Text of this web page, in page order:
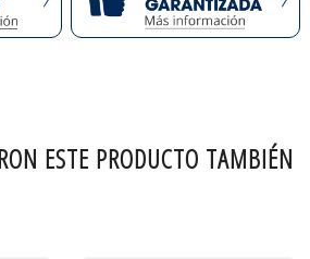
ESTE PRODUCTO TAMBIÉN